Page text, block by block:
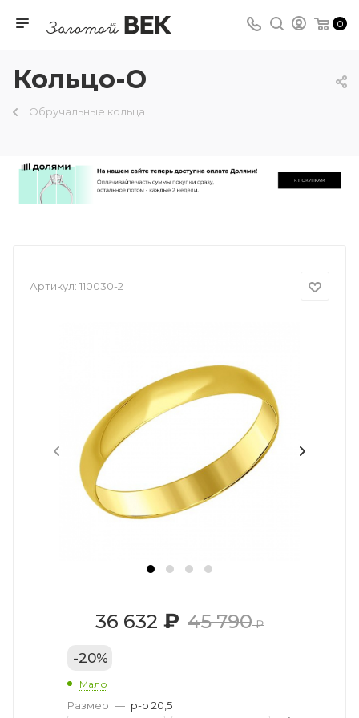
0
Кольцо-О
Обручальные кольца
Артикул: 110030-2
36 632 ₽ 45 790₽
-20%
Мало
Размер — р-р 20,5